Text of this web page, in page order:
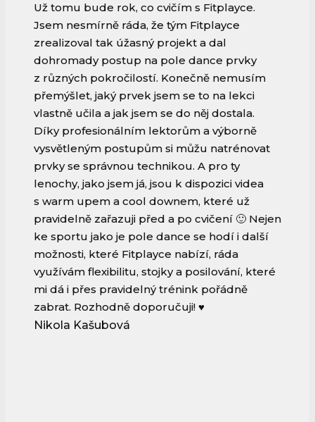
Už tomu bude rok, co cvičím s Fitplayce.
Jsem nesmírně ráda, že tým Fitplayce
zrealizoval tak úžasný projekt a dal
dohromady postup na pole dance prvky
z různých pokročilostí. Konečně nemusím
přemýšlet, jaký prvek jsem se to na lekci
vlastně učila a jak jsem se do něj dostala.
Díky profesionálním lektorům a výborně
vysvětleným postupům si můžu natrénovat
prvky se správnou technikou. A pro ty
lenochy, jako jsem já, jsou k dispozici videa
s warm upem a cool downem, které už
pravidelně zařazuji před a po cvičení 🙂 Nejen
ke sportu jako je pole dance se hodí i další
možnosti, které Fitplayce nabízí, ráda
využívám flexibilitu, stojky a posilování, které
mi dá i přes pravidelný trénink pořádně
zabrat. Rozhodně doporučuji! ♥
Nikola Kašubová